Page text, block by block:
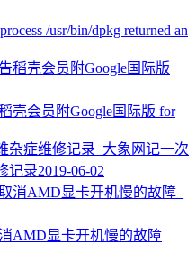
/usr/bin/dpkg returned an
壳会员附Google国际版 for
记一次
记录2019-06-02
AMD显卡开机慢的故障